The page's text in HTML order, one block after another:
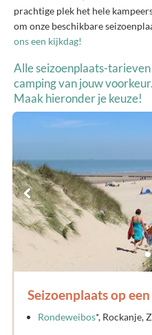
prachtige plek het hele
om onze beschikbare
ons een kijkdag!
Alle seizoenplaats-
camping van jouw voorkeur.
Maak hieronder je keuze!
Seizoenplaats op
Rondeweibos*, Rockanje,